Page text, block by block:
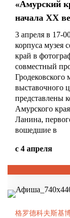
«Амурский
начала XX
3 апреля в 17-
корпуса музея
край в
совместный
Гродековского
выставочного
представлены
Амурского
Ланина,
вошедшие в
с 4 апреля
格罗德科夫斯基